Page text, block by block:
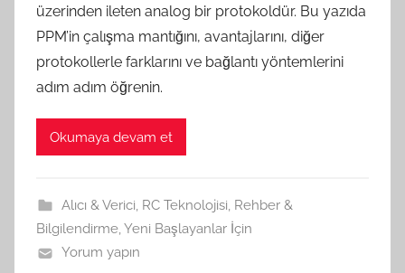
üzerinden ileten analog bir protokoldür. Bu yazıda
PPM’in çalışma mantığını, avantajlarını, diğer
protokollerle farklarını ve bağlantı yöntemlerini
adım adım öğrenin.
Okumaya devam et
Alıcı & Verici, RC Teknolojisi, Rehber &
Bilgilendirme,Yeni Başlayanlar İçin
Yorum yapın